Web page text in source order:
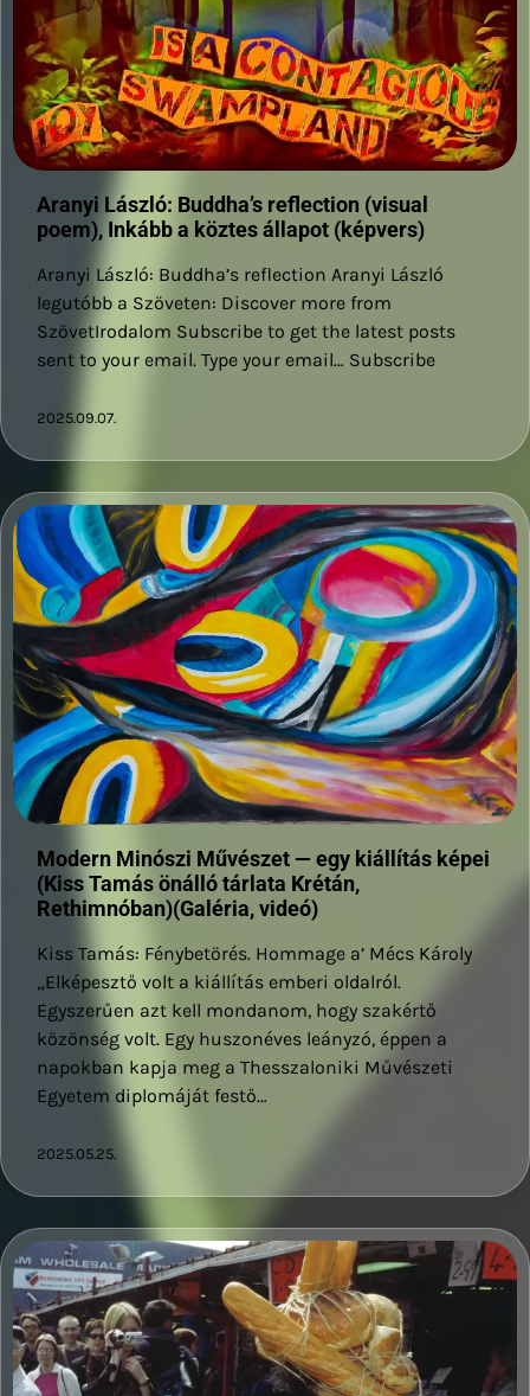
Aranyi László: Buddha’s reflection (visual
poem), Inkább a köztes állapot (képvers)
Aranyi László: Buddha’s reflection Aranyi László
legutóbb a Szöveten: Discover more from
SzövetIrodalom Subscribe to get the latest posts
sent to your email. Type your email… Subscribe
2025.09.07.
Modern Minószi Művészet — egy kiállítás képei
(Kiss Tamás önálló tárlata Krétán,
Rethimnóban)(Galéria, videó)
Kiss Tamás: Fénybetörés. Hommage a’ Mécs Károly
„Elképesztő volt a kiállítás emberi oldalról.
Egyszerűen azt kell mondanom, hogy szakértő
közönség volt. Egy huszonéves leányzó, éppen a
napokban kapja meg a Thesszaloniki Művészeti
Egyetem diplomáját festő…
2025.05.25.